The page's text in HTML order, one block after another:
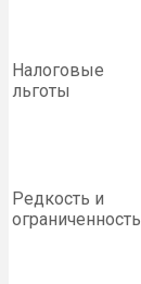
Налоговые
льготы
Редкость и
ограниченность